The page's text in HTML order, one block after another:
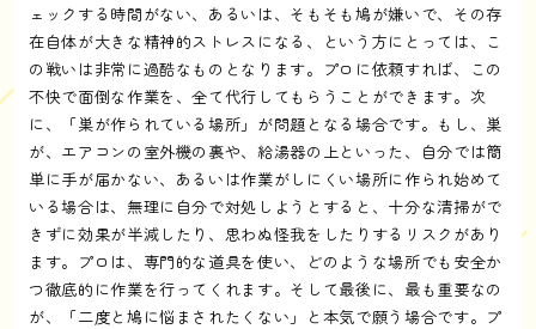
ェックする時間がない、あるいは、そもそも鳩が嫌いで、その存
在自体が大きな精神的ストレスになる、という方にとっては、こ
の戦いは非常に過酷なものとなります。プロに依頼すれば、この
不快で面倒な作業を、全て代行してもらうことができます。次
に、「巣が作られている場所」が問題となる場合です。もし、巣
が、エアコンの室外機の裏や、給湯器の上といった、自分では簡
単に手が届かない、あるいは作業がしにくい場所に作られ始めて
いる場合は、無理に自分で対処しようとすると、十分な清掃がで
きずに効果が半減したり、思わぬ怪我をしたりするリスクがあり
ます。プロは、専門的な道具を使い、どのような場所でも安全か
つ徹底的に作業を行ってくれます。そして最後に、最も重要なの
が、「二度と鳩に悩まされたくない」と本気で願う場合です。プ